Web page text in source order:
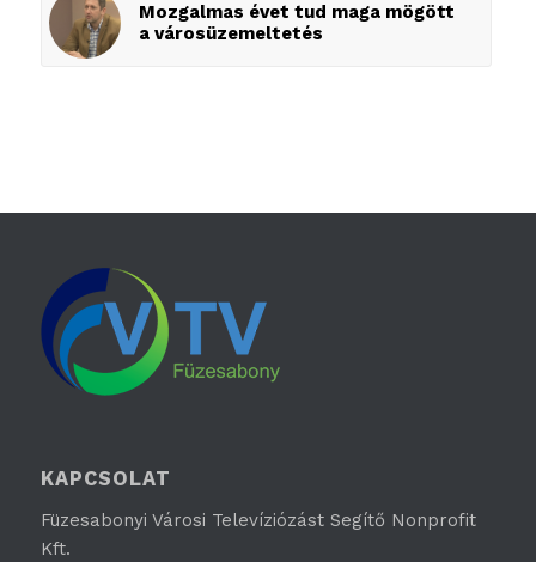
Mozgalmas évet tud maga mögött
a városüzemeltetés
KAPCSOLAT
Füzesabonyi Városi Televíziózást Segítő Nonprofit
Kft.